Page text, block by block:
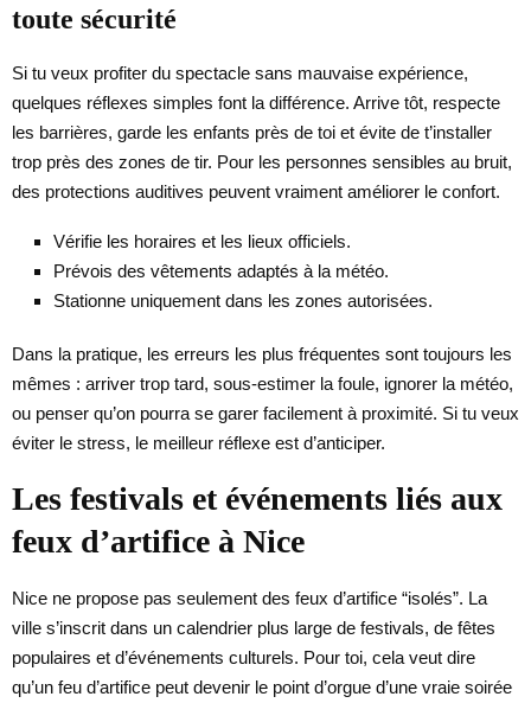
toute sécurité
Si tu veux profiter du spectacle sans mauvaise expérience,
quelques réflexes simples font la différence. Arrive tôt, respecte
les barrières, garde les enfants près de toi et évite de t’installer
trop près des zones de tir. Pour les personnes sensibles au bruit,
des protections auditives peuvent vraiment améliorer le confort.
Vérifie les horaires et les lieux officiels.
Prévois des vêtements adaptés à la météo.
Stationne uniquement dans les zones autorisées.
Dans la pratique, les erreurs les plus fréquentes sont toujours les
mêmes : arriver trop tard, sous-estimer la foule, ignorer la météo,
ou penser qu’on pourra se garer facilement à proximité. Si tu veux
éviter le stress, le meilleur réflexe est d’anticiper.
Les festivals et événements liés aux
feux d’artifice à Nice
Nice ne propose pas seulement des feux d’artifice “isolés”. La
ville s’inscrit dans un calendrier plus large de festivals, de fêtes
populaires et d’événements culturels. Pour toi, cela veut dire
qu’un feu d’artifice peut devenir le point d’orgue d’une vraie soirée